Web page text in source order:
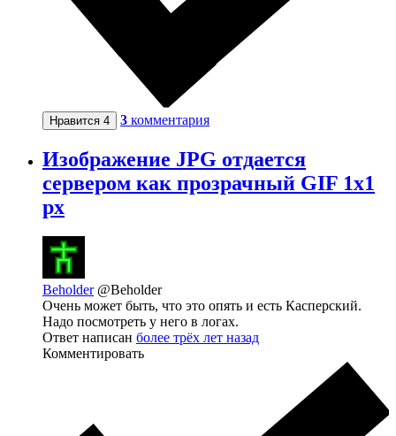
Нравится 4 3 комментария
Изображение JPG отдается
сервером как прозрачный GIF 1x1
px
Beholder @Beholder
Очень может быть, что это опять и есть Касперский.
Надо посмотреть у него в логах.
Ответ написан более трёх лет назад
Комментировать